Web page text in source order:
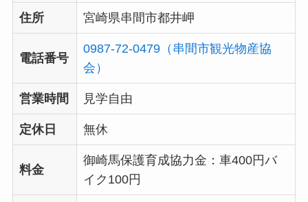
住所 宮崎県串間市都井岬
電話番号
0987-72-0479（串間市観光物産協
会）
営業時間 見学自由
定休日 無休
料金
御崎馬保護育成協力金：車400円バ
イク100円